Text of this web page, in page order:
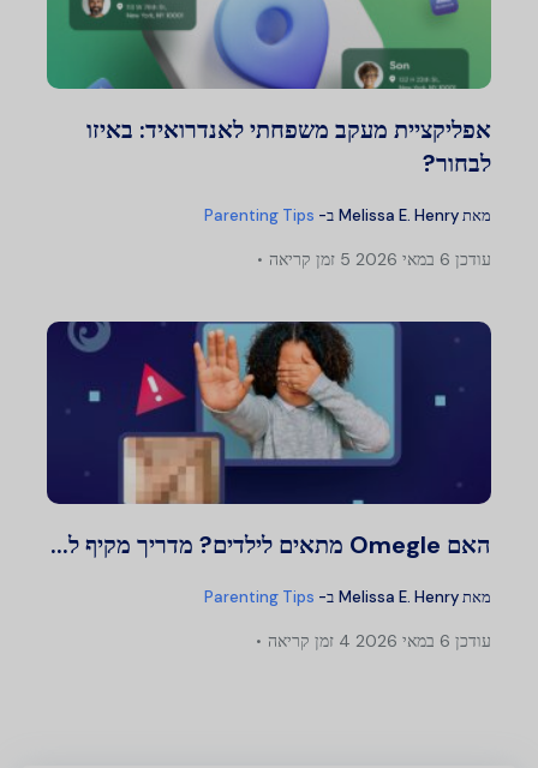
אפליקציית מעקב משפחתי לאנדרואיד: באיזו
לבחור?
מאתMelissa E. Henry ב- Parenting Tips
עודכן 5 זמן קריאה
האם Omegle מתאים לילדים? מדריך מקיף ל...
מאתMelissa E. Henry ב- Parenting Tips
עודכן 4 זמן קריאה